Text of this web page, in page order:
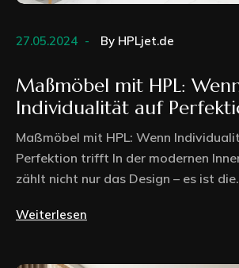
27.05.2024 By HPLjet.de
Maßmöbel mit HPL:
Individualität auf
Maßmöbel mit HPL: Wenn
Perfektion trifft In der modernen
zählt nicht nur das Design – es ist
Weiterlesen